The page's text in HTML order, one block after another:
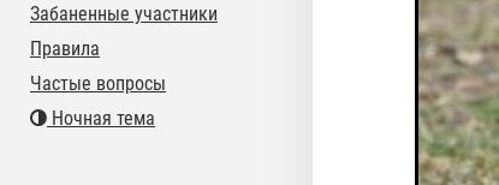
Забаненные участники
Правила
Частые вопросы
Ночная тема